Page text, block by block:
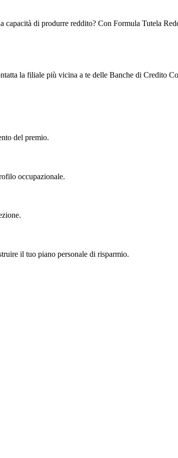
di produrre reddito? Con Formula Tutela
la filiale più vicina a te delle Banche di Credito
del premio.
occupazionale.
il tuo piano personale di risparmio.